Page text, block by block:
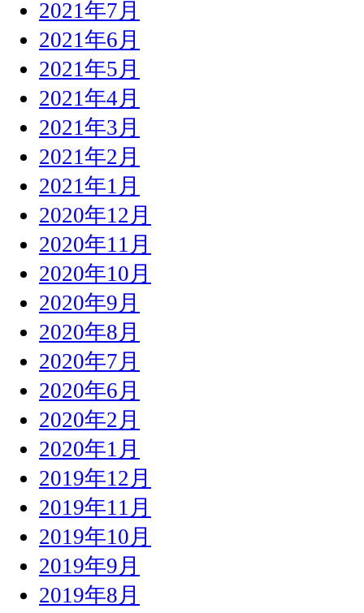
2021年7月
2021年6月
2021年5月
2021年4月
2021年3月
2021年2月
2021年1月
2020年12月
2020年11月
2020年10月
2020年9月
2020年8月
2020年7月
2020年6月
2020年2月
2020年1月
2019年12月
2019年11月
2019年10月
2019年9月
2019年8月